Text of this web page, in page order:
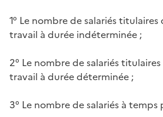
1° Le nombre de salariés
travail à durée indéterminée ;
2° Le nombre de salariés
travail à durée déterminée ;
3° Le nombre de salariés à temps